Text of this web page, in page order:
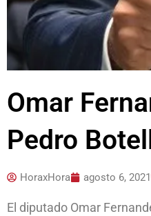
Omar
Pedro
HoraxHora agosto 6, 2021
El diputado Omar